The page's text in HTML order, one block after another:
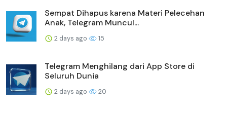
Sempat Dihapus karena Materi Pelecehan
Anak, Telegram Muncul...
2 days ago 15
Telegram Menghilang dari App Store di
Seluruh Dunia
2 days ago 20